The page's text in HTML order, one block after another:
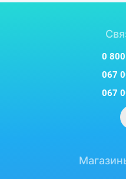
Интегрированные
ключевыми показателями
насыщением
0
067
067